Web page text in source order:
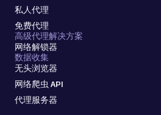
私人代理
免费代理
高级代理解决方案
网络解锁器
数据收集
无头浏览器
网络爬虫 API
代理服务器